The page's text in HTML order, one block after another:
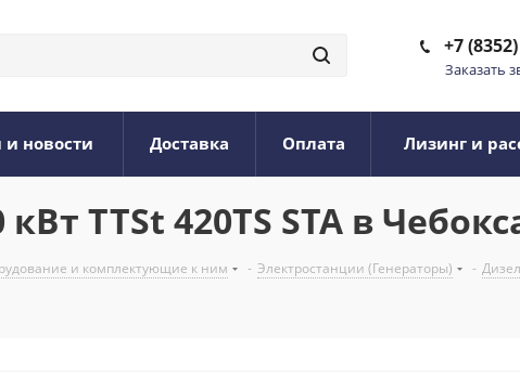
+7
Заказать
новости Доставка Оплата Лизинг и
TTSt 420TS STA в
и комплектующие к ним - Электростанции (Генераторы) -